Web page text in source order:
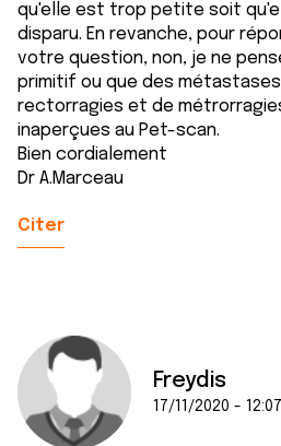
qu'elle est trop petite soit
disparu. En revanche, pour
votre question, non, je ne
primitif ou que des
rectorragies et de
inaperçues au Pet-scan.
Bien cordialement
Dr A.Marceau
Citer
Freydis
17/11/2020 - 12:07